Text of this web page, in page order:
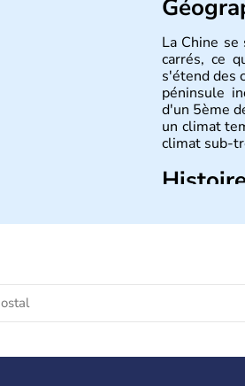
La Chine
carrés, ce
s'étend des
péninsule
d'un 5ème
un climat
climat sub-
d'inventions